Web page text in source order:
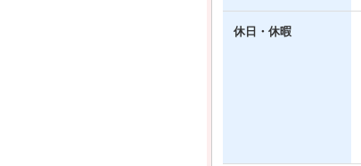
休日・休暇